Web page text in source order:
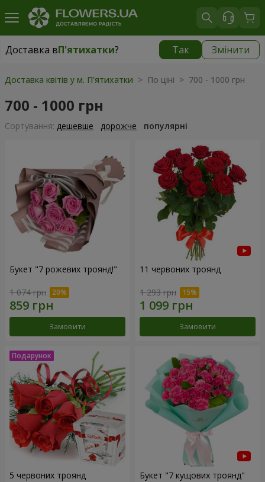
Доставка вП'ятихатки? Так Змінити
Доставка вП'ятихатки|
Доставка квітів у м. П'ятихатки > По ціні > 700 - 1000 грн
700 - 1000 грн
Сортування: дешевше дорожче популярні
Букет "7 рожевих троянд!"
1 074 грн
Замовити
11 червоних троянд
1 293 грн
Замовити
5 червоних троянд Букет "7 кущових троянд"